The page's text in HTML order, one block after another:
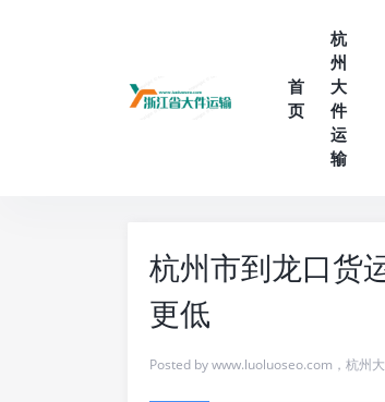
首
页
杭
州
大
件
运
输
杭州市到龙口货
更低
Posted bywww.luoluoseo.com ， 杭州